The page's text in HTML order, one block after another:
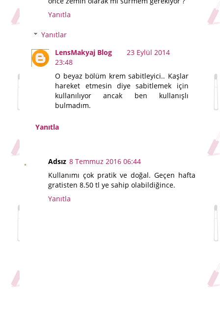
Yanıtla
Yanıtlar
LensMakyaj Blog
23 Eylül 2014
23:48
O beyaz bölüm krem sabitleyici.. Kaşlar
hareket etmesin diye sabitlemek için
kullanılıyor ancak ben kullanışlı
bulmadım.
Yanıtla
Adsız 8 Temmuz 2016 06:44
Kullanımı çok pratik ve doğal. Geçen hafta
gratisten 8.50 tl ye sahip olabildiğince.
Yanıtla